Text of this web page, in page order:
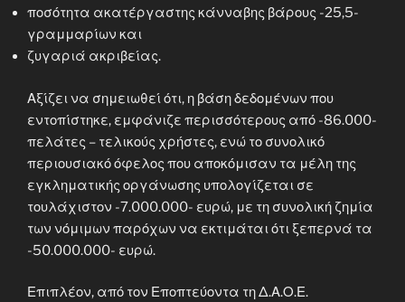
ποσότητα ακατέργαστης κάνναβης βάρους -25,5-
γραμμαρίων και
ζυγαριά ακριβείας.
Αξίζει να σημειωθεί ότι, η βάση δεδομένων που
εντοπίστηκε, εμφάνιζε περισσότερους από -86.000-
πελάτες – τελικούς χρήστες, ενώ το συνολικό
περιουσιακό όφελος που αποκόμισαν τα μέλη της
εγκληματικής οργάνωσης υπολογίζεται σε
τουλάχιστον -7.000.000- ευρώ, με τη συνολική ζημία
των νόμιμων παρόχων να εκτιμάται ότι ξεπερνά τα
-50.000.000- ευρώ.
Επιπλέον, από τον Εποπτεύοντα τη Δ.Α.Ο.Ε.